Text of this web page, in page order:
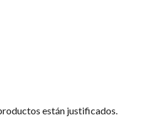
están justificados.